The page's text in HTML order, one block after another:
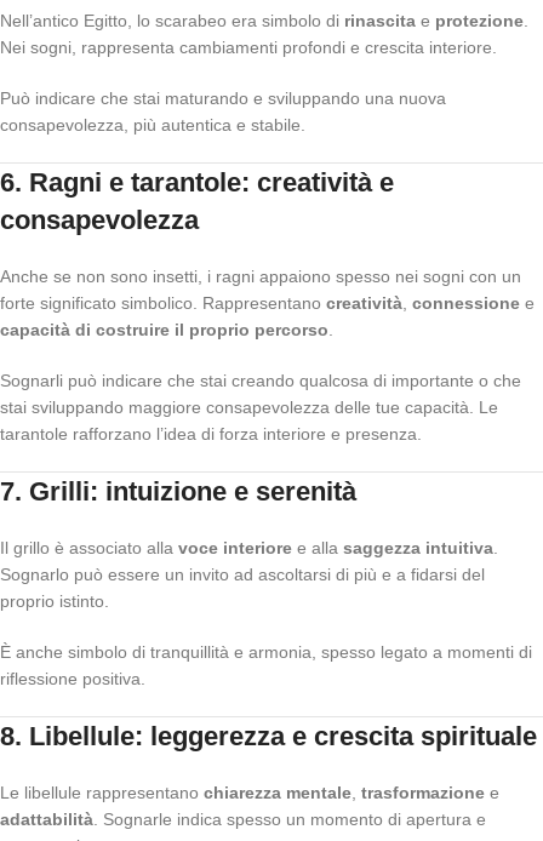
Nell’antico Egitto, lo scarabeo era simbolo di rinascita e protezione.
Nei sogni, rappresenta cambiamenti profondi e crescita interiore.
Può indicare che stai maturando e sviluppando una nuova
consapevolezza, più autentica e stabile.
6. Ragni e tarantole: creatività e
consapevolezza
Anche se non sono insetti, i ragni appaiono spesso nei sogni con un
forte significato simbolico. Rappresentano creatività, connessione e
capacità di costruire il proprio percorso.
Sognarli può indicare che stai creando qualcosa di importante o che
stai sviluppando maggiore consapevolezza delle tue capacità. Le
tarantole rafforzano l’idea di forza interiore e presenza.
7. Grilli: intuizione e serenità
Il grillo è associato alla voce interiore e alla saggezza intuitiva.
Sognarlo può essere un invito ad ascoltarsi di più e a fidarsi del
proprio istinto.
È anche simbolo di tranquillità e armonia, spesso legato a momenti di
riflessione positiva.
8. Libellule: leggerezza e crescita spirituale
Le libellule rappresentano chiarezza mentale, trasformazione e
adattabilità. Sognarle indica spesso un momento di apertura e